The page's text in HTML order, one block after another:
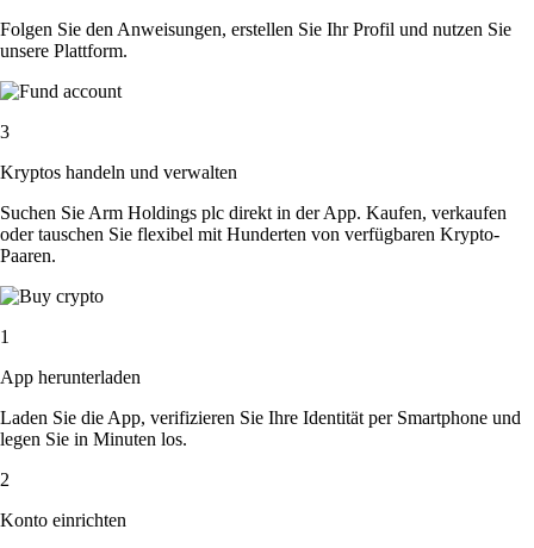
Folgen Sie den Anweisungen, erstellen Sie Ihr Profil und nutzen Sie
unsere Plattform.
3
Kryptos handeln und verwalten
Suchen Sie Arm Holdings plc direkt in der App. Kaufen, verkaufen
oder tauschen Sie flexibel mit Hunderten von verfügbaren Krypto-
Paaren.
1
App herunterladen
Laden Sie die App, verifizieren Sie Ihre Identität per Smartphone und
legen Sie in Minuten los.
2
Konto einrichten